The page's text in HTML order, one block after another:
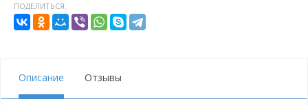
ПОДЕЛИТЬСЯ:
Описание Отзывы